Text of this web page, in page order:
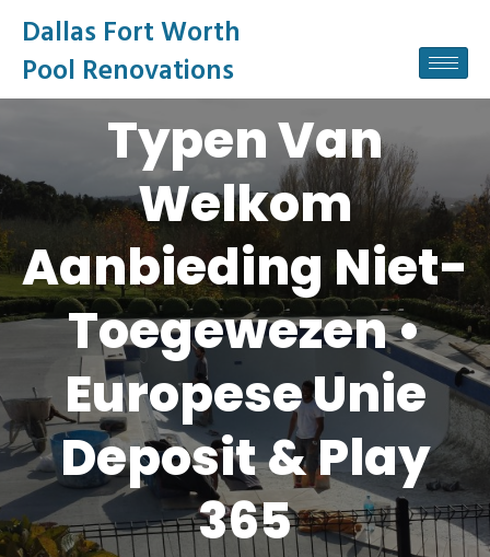
Dallas Fort Worth
Pool Renovations
Typen Van
Welkom
Aanbieding Niet-
Toegewezen •
Europese Unie
Deposit & Play
365